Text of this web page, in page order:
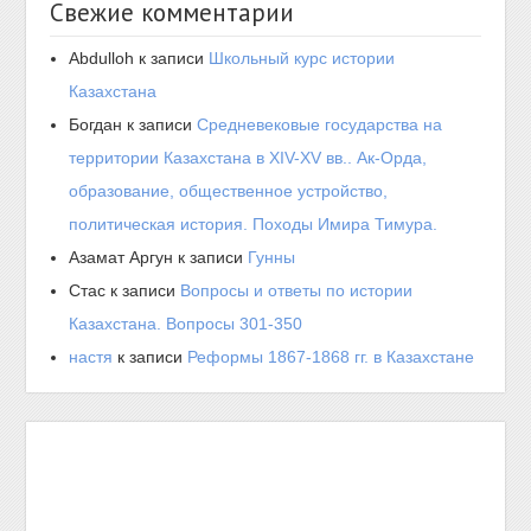
Свежие комментарии
Abdulloh к записи Школьный курс истории
Казахстана
Богдан к записиСредневековые государства на
территории Казахстана в XIV-XV вв.. Ак-Орда,
образование, общественное устройство,
политическая история. Походы Имира Тимура.
Азамат Аргун к записи Гунны
Стас к записи Вопросы и ответы по истории
Казахстана. Вопросы 301-350
настя к записи Реформы 1867-1868 гг. в Казахстане